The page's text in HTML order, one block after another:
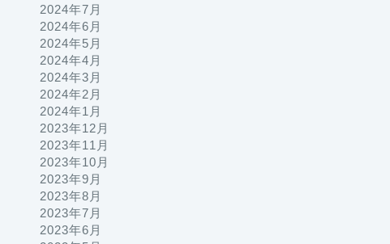
2024年7月
2024年6月
2024年5月
2024年4月
2024年3月
2024年2月
2024年1月
2023年12月
2023年11月
2023年10月
2023年9月
2023年8月
2023年7月
2023年6月